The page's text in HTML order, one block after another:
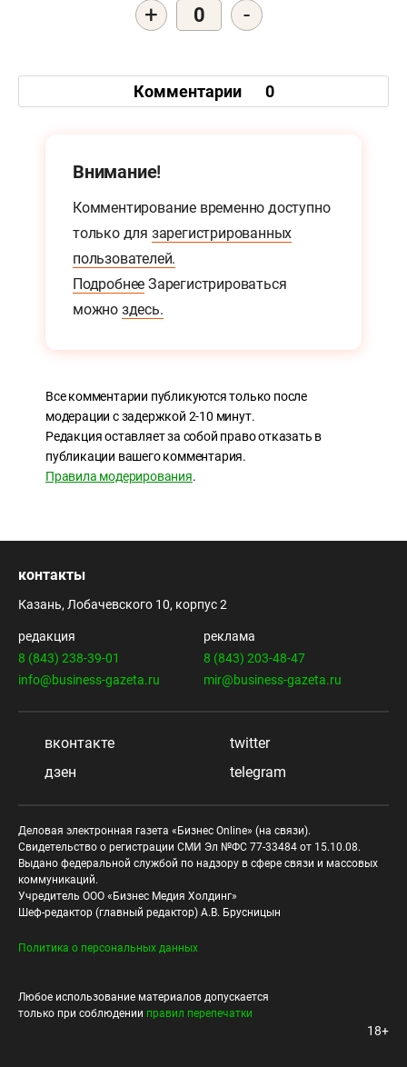
+ 0 -
Комментарии 0
Внимание!
Комментирование временно доступно
только для зарегистрированных
пользователей.
Подробнее Зарегистрироваться
можно здесь.
Все комментарии публикуются только после
модерации с задержкой 2-10 минут.
Редакция оставляет за собой право отказать в
публикации вашего комментария.
Правила модерирования.
контакты
Казань, Лобачевского 10, корпус 2
редакция
8 (843) 238-39-01
info@business-gazeta.ru
реклама
8 (843) 203-48-47
mir@business-gazeta.ru
вконтакте
twitter
дзен
telegram
Деловая электронная газета «Бизнес Online» (на связи).
Свидетельство о регистрации СМИ Эл №ФС 77-33484 от 15.10.08.
Выдано федеральной службой по надзору в сфере связи и массовых
коммуникаций.
Учредитель ООО «Бизнес Медия Холдинг»
Шеф-редактор (главный редактор) А.В. Брусницын
Политика о персональных данных
Любое использование материалов допускается
только при соблюдении правил перепечатки
18+